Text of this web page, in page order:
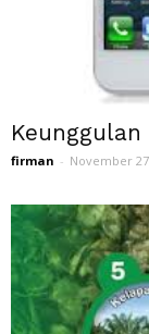
firman - November